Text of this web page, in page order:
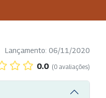
Lançamento: 06/11/2020
0.0 (0 avaliações)